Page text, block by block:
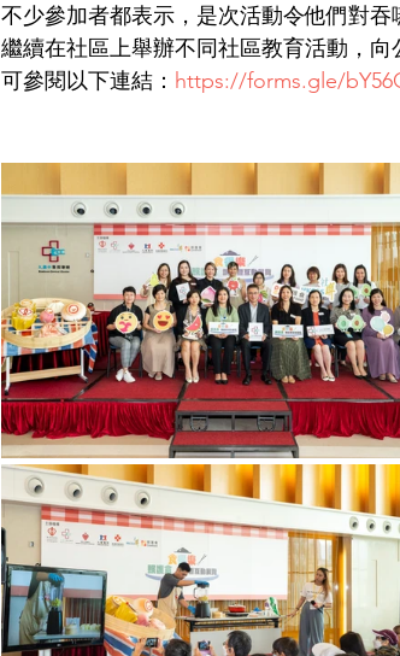
不少參加者都表示，是次活動令他們對
繼續在社區上舉辦不同社區教育活動，
可參閱以下連結： https://forms.gle/